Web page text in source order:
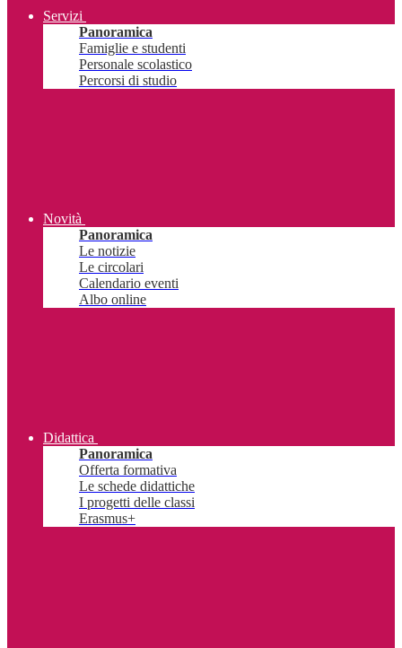
Servizi
Panoramica
Famiglie e studenti
Personale scolastico
Percorsi di studio
Novità
Panoramica
Le notizie
Le circolari
Calendario eventi
Albo online
Didattica
Panoramica
Offerta formativa
Le schede didattiche
I progetti delle classi
Erasmus+